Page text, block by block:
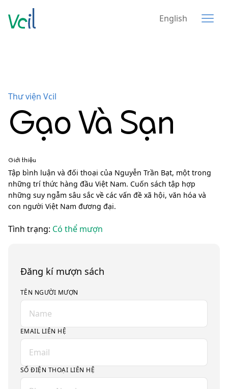
English
Thư viện Vcil
Gạo Và Sạn
Giới thiệu
Tập bình luận và đối thoại của Nguyễn Trần Bạt, một trong
những trí thức hàng đầu Việt Nam. Cuốn sách tập hợp
những suy ngẫm sâu sắc về các vấn đề xã hội, văn hóa và
con người Việt Nam đương đại.
Tình trạng: Có thể mượn
Đăng kí mượn sách
TÊN NGƯỜI MƯỢN
EMAIL LIÊN HỆ
SỐ ĐIỆN THOẠI LIÊN HỆ